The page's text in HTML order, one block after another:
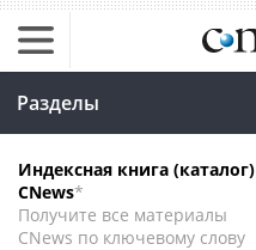
Разделы
Индексная книга (каталог)
CNews*
Получите все материалы
CNews по ключевому слову